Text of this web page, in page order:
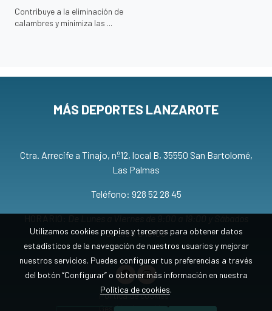
Contribuye a la eliminación de
calambres y minimiza las ...
MÁS DEPORTES LANZAROTE
Ctra. Arrecife a Tinajo, nº12, local B, 35550 San Bartolomé,
Las Palmas
Teléfono: 928 52 28 45
de 9:00 a 13:00
Política de cookies
Gestión de cookies
Utilizamos cookies propias y terceros para obtener datos
estadísticos de la navegación de nuestros usuarios y mejorar
nuestros servicios. Puedes configurar tus preferencias a través
del botón “Configurar” o obtener más información en nuestra
Política de cookies.